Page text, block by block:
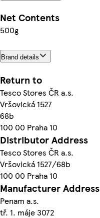
Net Contents
500g
Brand details
Return to
Tesco Stores ČR a.s.
Vršovická 1527
68b
100 00 Praha 10
Distributor Address
Tesco Stores ČR a.s.
Vršovická 1527/68b
100 00 Praha 10
Manufacturer Address
Penam a.s.
tř. 1. máje 3072